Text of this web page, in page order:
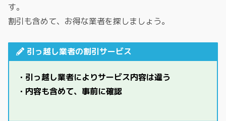
す。
割引も含めて、お得な業者を探しましょう。
引っ越し業者の割引サービス
・引っ越し業者によりサービス内容は違う
・内容も含めて、事前に確認